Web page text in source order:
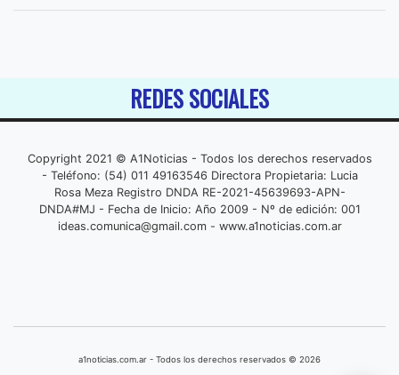
REDES SOCIALES
Copyright 2021 © A1Noticias - Todos los derechos reservados
- Teléfono: (54) 011 49163546 Directora Propietaria: Lucia
Rosa Meza Registro DNDA RE-2021-45639693-APN-
DNDA#MJ - Fecha de Inicio: Año 2009 - Nº de edición: 001
ideas.comunica@gmail.com- www.a1noticias.com.ar
a1noticias.com.ar - Todos los derechos reservados © 2026